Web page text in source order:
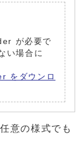
が必要で
い場合に
をダウンロ
意の様式でも